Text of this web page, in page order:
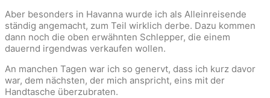
Aber besonders in Havanna wurde ich als Alleinreisende
ständig angemacht, zum Teil wirklich derbe. Dazu kommen
dann noch die oben erwähnten Schlepper, die einem
dauernd irgendwas verkaufen wollen.
An manchen Tagen war ich so genervt, dass ich kurz davor
war, dem nächsten, der mich anspricht, eins mit der
Handtasche überzubraten.